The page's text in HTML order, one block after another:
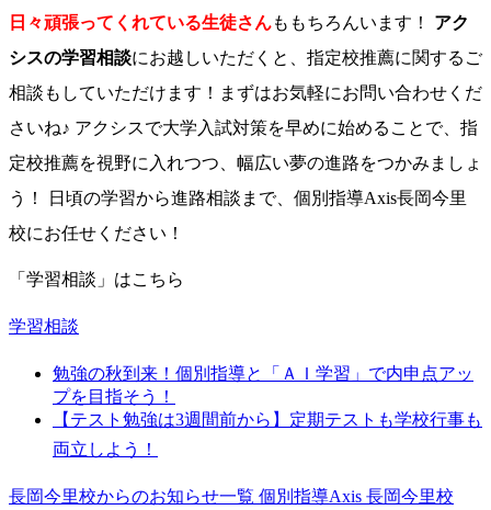
日々頑張ってくれている生徒さんももちろんいます！ アク
シスの学習相談にお越しいただくと、指定校推薦に関するご
相談もしていただけます！まずはお気軽にお問い合わせくだ
さいね♪ アクシスで大学入試対策を早めに始めることで、指
定校推薦を視野に入れつつ、幅広い夢の進路をつかみましょ
う！ 日頃の学習から進路相談まで、個別指導Axis長岡今里
校にお任せください！
「学習相談」はこちら
学習相談
勉強の秋到来！個別指導と「ＡＩ学習」で内申点アッ
プを目指そう！
【テスト勉強は3週間前から】定期テストも学校行事も
両立しよう！
長岡今里校からのお知らせ一覧 個別指導Axis 長岡今里校